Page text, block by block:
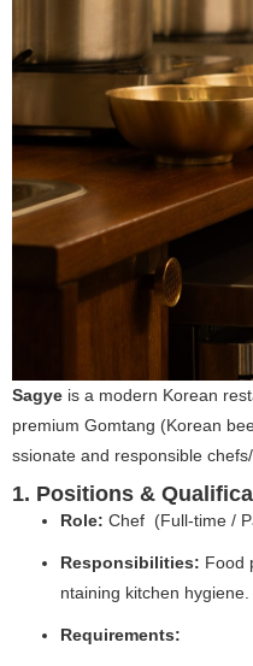
Sagye is a modern Korean
premium Gomtang (Korean
ssionate and responsible
1. Positions &
Role: Chef (Full-time /
Responsibilities: Food
ntaining kitchen hygiene.
Requirements: